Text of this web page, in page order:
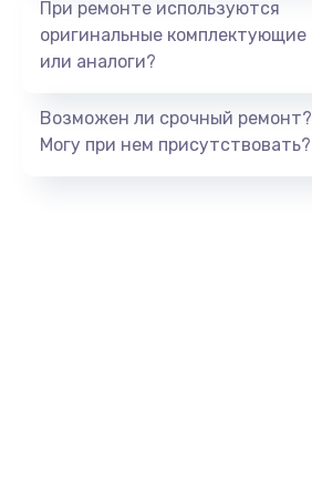
При ремонте используются
оригинальные комплектующие
или аналоги?
Возможен ли срочный ремонт?
Могу при нем присутствовать?